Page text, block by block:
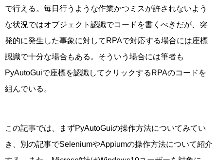
で行える。毎日行うような作業かつミスが許されないよう
な状況ではオブジェクト認識でコードを書くべきだが、突
発的に発生した事象に対してRPAで対応する場合には座標
認識で十分な場合もある。そういう場合には筆者も
PyAutoGuiで座標を認識してクリックするRPAのコードを
組んでいる。
この記事では、まずPyAutoGuiの操作方法についてみてい
き、別の記事でSeleniumやAppiumの操作方法について紹介